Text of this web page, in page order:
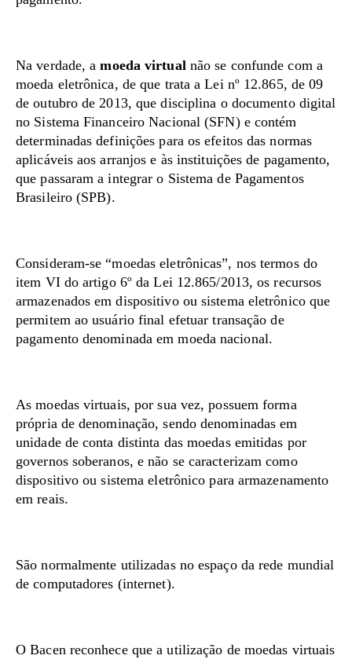
Na verdade, amoeda virtualnão se confunde com a
moeda eletrônica, de que trata a Lei nº 12.865, de 09
de outubro de 2013, que disciplina o documento digital
no Sistema Financeiro Nacional (SFN) e contém
determinadas definições para os efeitos das normas
aplicáveis aos arranjos e às instituições de pagamento,
que passaram a integrar o Sistema de Pagamentos
Brasileiro (SPB).
Consideram-se “moedas eletrônicas”, nos termos do
item VI do artigo 6º da Lei 12.865/2013, os recursos
armazenados em dispositivo ou sistema eletrônico que
permitem ao usuário final efetuar transação de
pagamento denominada em moeda nacional.
As moedas virtuais, por sua vez, possuem forma
própria de denominação, sendo denominadas em
unidade de conta distinta das moedas emitidas por
governos soberanos, e não se caracterizam como
dispositivo ou sistema eletrônico para armazenamento
em reais.
São normalmente utilizadas no espaço da rede mundial
de computadores (internet).
O Bacen reconhece que a utilização de moedas virtuais